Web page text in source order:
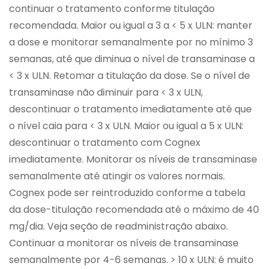
continuar o tratamento conforme titulação
recomendada. Maior ou igual a 3 a < 5 x ULN: manter
a dose e monitorar semanalmente por no mínimo 3
semanas, até que diminua o nível de transaminase a
< 3 x ULN. Retomar a titulação da dose. Se o nível de
transaminase não diminuir para < 3 x ULN,
descontinuar o tratamento imediatamente até que
o nível caia para < 3 x ULN. Maior ou igual a 5 x ULN:
descontinuar o tratamento com Cognex
imediatamente. Monitorar os níveis de transaminase
semanalmente até atingir os valores normais.
Cognex pode ser reintroduzido conforme a tabela
da dose-titulação recomendada até o máximo de 40
mg/dia. Veja seção de readministração abaixo.
Continuar a monitorar os níveis de transaminase
semanalmente por 4-6 semanas. > 10 x ULN: é muito